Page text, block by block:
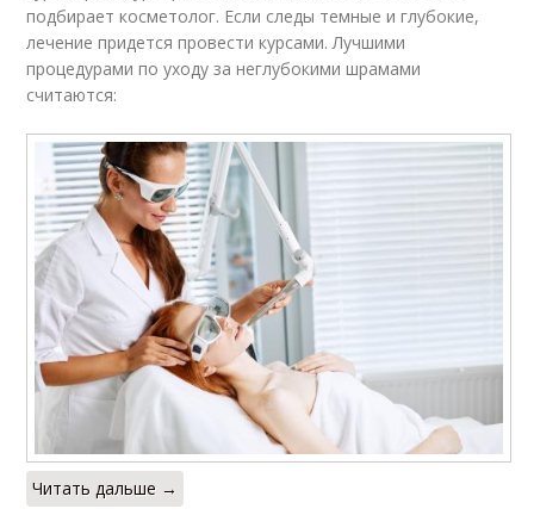
подбирает косметолог. Если следы темные и глубокие,
лечение придется провести курсами. Лучшими
процедурами по уходу за неглубокими шрамами
считаются:
Читать дальше →